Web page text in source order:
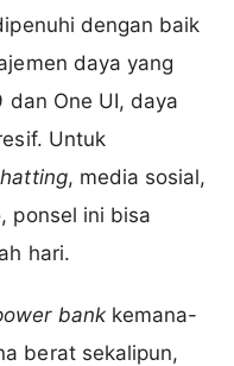
dengan baik
daya yang
One UI, daya
Untuk
, media sosial,
ponsel ini bisa
hari.
bankkemana-
berat sekalipun,